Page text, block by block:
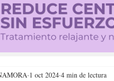
1 oct 2024 4 min de lectura